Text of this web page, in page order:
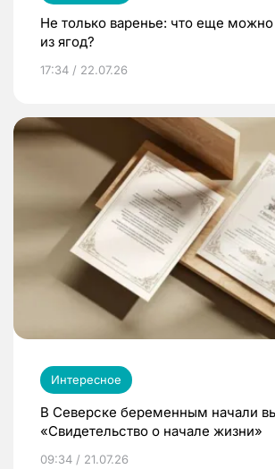
Не только варенье: что еще можно
из ягод?
17:34 / 22.07.26
Интересное
В Северске беременным начали
«Свидетельство о начале жизни»
09:34 / 21.07.26